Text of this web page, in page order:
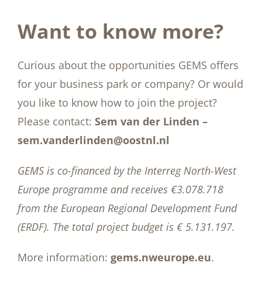
Want to know more?
Curious about the opportunities GEMS offers
for your business park or company? Or would
you like to know how to join the project?
Please contact: Sem van der Linden –
sem.vanderlinden@oostnl.nl
GEMS is co-financed by the Interreg North-West
Europe programme and receives €3.078.718
from the European Regional Development Fund
(ERDF). The total project budget is € 5.131.197.
More information: gems.nweurope.eu.